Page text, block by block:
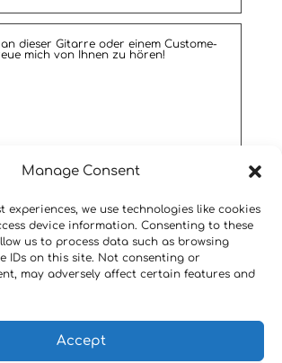
Manage Consent
experiences, we use technologies like cookies
device information. Consenting to these
us to process data such as browsing
IDs on this site. Not consenting or
may adversely affect certain features and
Accept
Senden